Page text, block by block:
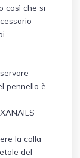
così che si
pennello è
la colla
del